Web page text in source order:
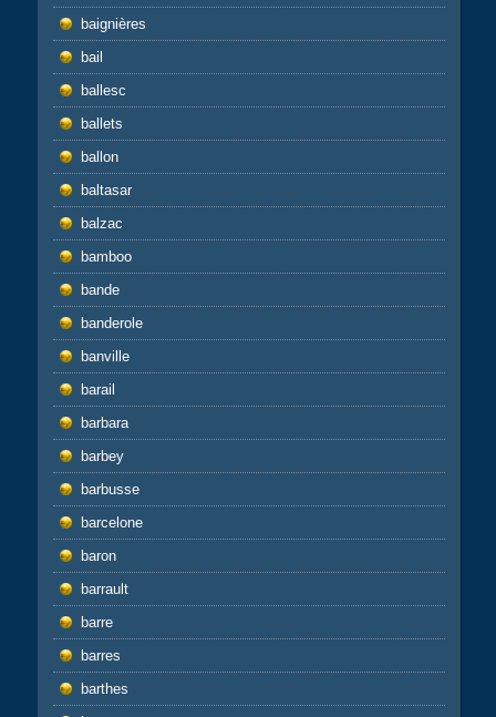
baignières
bail
ballesc
ballets
ballon
baltasar
balzac
bamboo
bande
banderole
banville
barail
barbara
barbey
barbusse
barcelone
baron
barrault
barre
barres
barthes